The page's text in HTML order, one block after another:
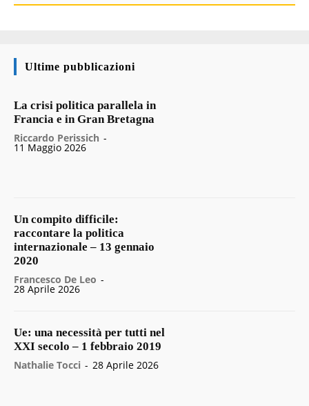
Ultime pubblicazioni
La crisi politica parallela in
Francia e in Gran Bretagna
Riccardo Perissich -
11 Maggio 2026
Un compito difficile:
raccontare la politica
internazionale – 13 gennaio
2020
Francesco De Leo -
28 Aprile 2026
Ue: una necessità per tutti nel
XXI secolo – 1 febbraio 2019
Nathalie Tocci - 28 Aprile 2026